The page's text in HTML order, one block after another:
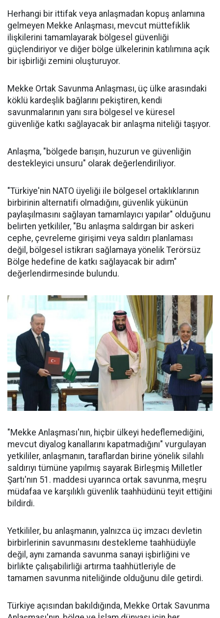
Herhangi bir ittifak veya anlaşmadan kopuş anlamına
gelmeyen Mekke Anlaşması, mevcut müttefiklik
ilişkilerini tamamlayarak bölgesel güvenliği
güçlendiriyor ve diğer bölge ülkelerinin katılımına açık
bir işbirliği zemini oluşturuyor.
Mekke Ortak Savunma Anlaşması, üç ülke arasındaki
köklü kardeşlik bağlarını pekiştiren, kendi
savunmalarının yanı sıra bölgesel ve küresel
güvenliğe katkı sağlayacak bir anlaşma niteliği taşıyor.
Anlaşma, "bölgede barışın, huzurun ve güvenliğin
destekleyici unsuru" olarak değerlendiriliyor.
"Türkiye'nin NATO üyeliği ile bölgesel ortaklıklarının
birbirinin alternatifi olmadığını, güvenlik yükünün
paylaşılmasını sağlayan tamamlayıcı yapılar" olduğunu
belirten yetkililer, "Bu anlaşma saldırgan bir askeri
cephe, çevreleme girişimi veya saldırı planlaması
değil, bölgesel istikrarı sağlamaya yönelik Terörsüz
Bölge hedefine de katkı sağlayacak bir adım"
değerlendirmesinde bulundu.
"Mekke Anlaşması'nın, hiçbir ülkeyi hedeflemediğini,
mevcut diyalog kanallarını kapatmadığını" vurgulayan
yetkililer, anlaşmanın, taraflardan birine yönelik silahlı
saldırıyı tümüne yapılmış sayarak Birleşmiş Milletler
Şartı'nın 51. maddesi uyarınca ortak savunma, meşru
müdafaa ve karşılıklı güvenlik taahhüdünü teyit ettiğini
bildirdi.
Yetkililer, bu anlaşmanın, yalnızca üç imzacı devletin
birbirlerinin savunmasını destekleme taahhüdüyle
değil, aynı zamanda savunma sanayi işbirliğini ve
birlikte çalışabilirliği artırma taahhütleriyle de
tamamen savunma niteliğinde olduğunu dile getirdi.
Türkiye açısından bakıldığında, Mekke Ortak Savunma